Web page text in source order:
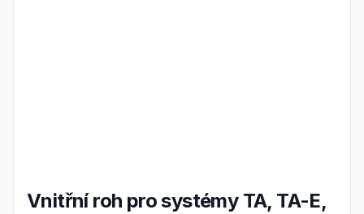
Vnitřní roh pro systémy TA, TA-E,